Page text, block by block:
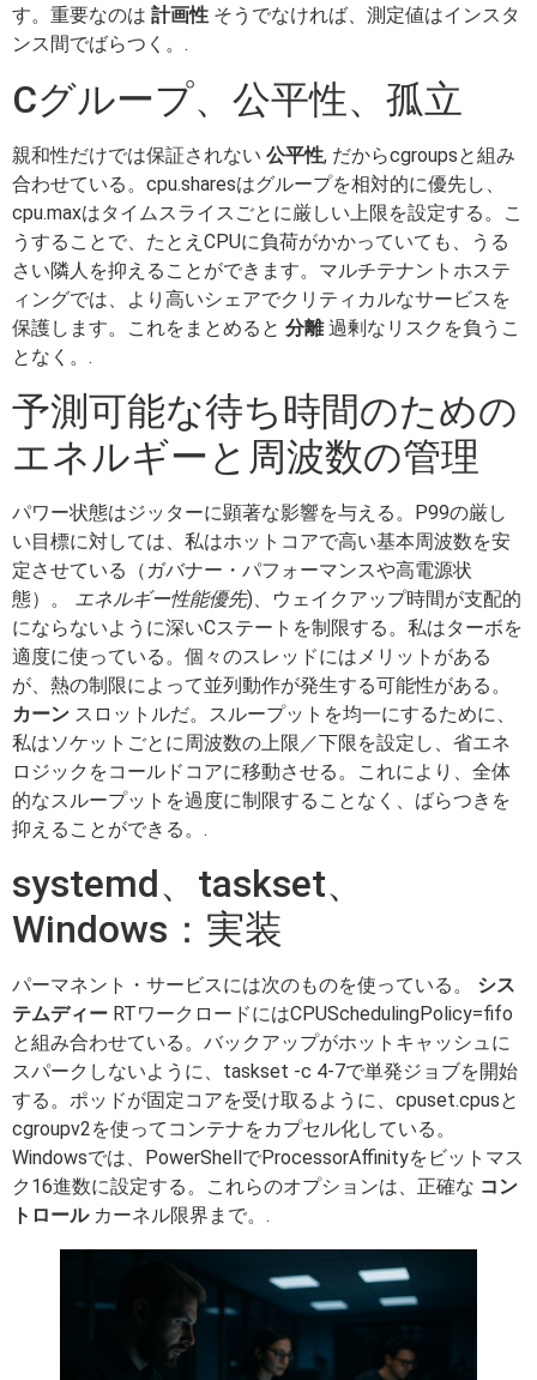
す。重要なのは 計画性 そうでなければ、測定値はインスタ
ンス間でばらつく。.
Cグループ、公平性、孤立
親和性だけでは保証されない 公平性, だからcgroupsと組み
合わせている。cpu.sharesはグループを相対的に優先し、
cpu.maxはタイムスライスごとに厳しい上限を設定する。こ
うすることで、たとえCPUに負荷がかかっていても、うる
さい隣人を抑えることができます。マルチテナントホステ
ィングでは、より高いシェアでクリティカルなサービスを
保護します。これをまとめると 分離過剰なリスクを負うこ
となく。.
予測可能な待ち時間のための
エネルギーと周波数の管理
パワー状態はジッターに顕著な影響を与える。P99の厳し
い目標に対しては、私はホットコアで高い基本周波数を安
定させている（ガバナー・パフォーマンスや高電源状
態）。 エネルギー性能優先)、ウェイクアップ時間が支配的
にならないように深いCステートを制限する。私はターボを
適度に使っている。個々のスレッドにはメリットがある
が、熱の制限によって並列動作が発生する可能性がある。
カーン スロットルだ。スループットを均一にするために、
私はソケットごとに周波数の上限／下限を設定し、省エネ
ロジックをコールドコアに移動させる。これにより、全体
的なスループットを過度に制限することなく、ばらつきを
抑えることができる。.
systemd、taskset、
Windows：実装
パーマネント・サービスには次のものを使っている。 シス
テムディー RTワークロードにはCPUSchedulingPolicy=fifo
と組み合わせている。バックアップがホットキャッシュに
スパークしないように、taskset -c 4-7で単発ジョブを開始
する。ポッドが固定コアを受け取るように、cpuset.cpusと
cgroupv2を使ってコンテナをカプセル化している。
Windowsでは、PowerShellでProcessorAffinityをビットマス
ク16進数に設定する。これらのオプションは、正確な コン
トロールカーネル限界まで。.